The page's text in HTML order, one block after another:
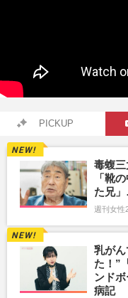
PICKUP
毒蝮
「靴
た兄
週刊女性
乳が
た！”
ンド
病記